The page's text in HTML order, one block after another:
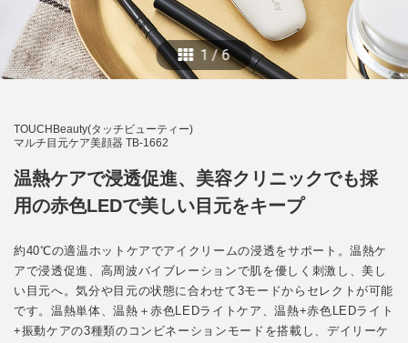
TOUCHBeauty(タッチビューティー)
マルチ目元ケア美顔器 TB-1662
温熱ケアで浸透促進、美容クリニックでも採
用の赤色LEDで美しい目元をキープ
約40℃の適温ホットケアでアイクリームの浸透をサポート。温熱ケ
アで浸透促進、高周波バイブレーションで肌を優しく刺激し、美し
い目元へ。気分や目元の状態に合わせて3モードからセレクトが可能
です。温熱単体、温熱＋赤色LEDライトケア、温熱+赤色LEDライト
+振動ケアの3種類のコンビネーションモードを搭載し、デイリーケ
1/6